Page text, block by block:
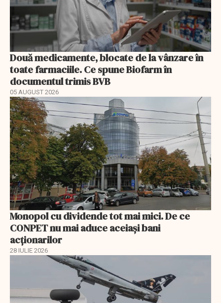
Două medicamente, blocate de la vânzare în
toate farmaciile. Ce spune Biofarm în
documentul trimis BVB
05 AUGUST 2026
Monopol cu dividende tot mai mici. De ce
CONPET nu mai aduce aceiași bani
acționarilor
28 IULIE 2026